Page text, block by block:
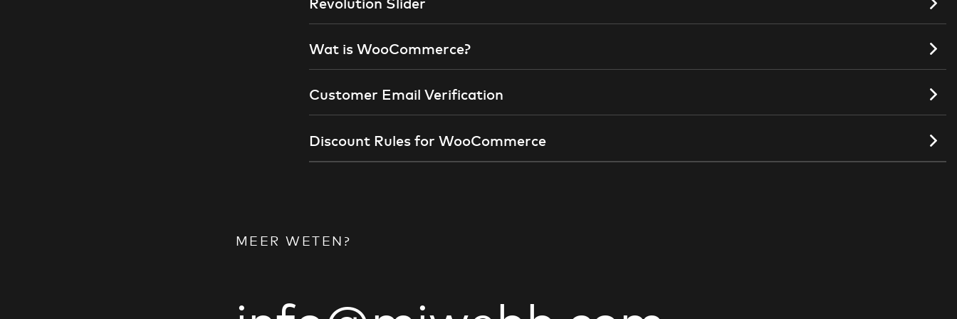
Wat is WooCommerce?
Customer Email Verification
Discount Rules for WooCommerce
MEER WETEN?